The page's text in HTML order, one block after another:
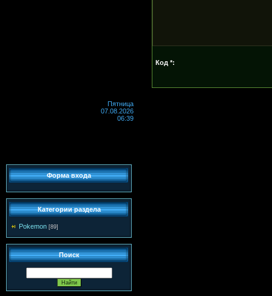
Код *:
Пятница
07.08.2026
06:39
Форма входа
Категории раздела
Pokemon [89]
Поиск